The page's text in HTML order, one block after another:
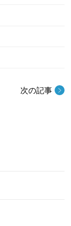
次の記事